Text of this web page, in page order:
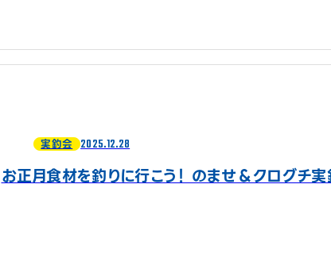
実釣会 2025.12.28
お正月食材を釣りに行こう！ のませ＆クログチ実